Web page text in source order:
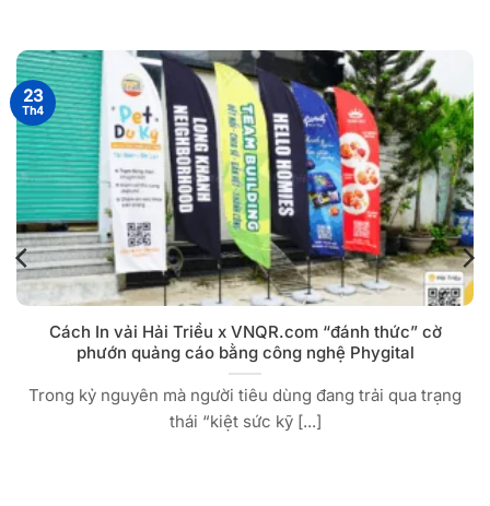
Cách In vải Hải Triều x VNQR.com “đánh thức” cờ
phướn quảng cáo bằng công nghệ Phygital
Trong kỷ nguyên mà người tiêu dùng đang trải qua trạng
thái “kiệt sức kỹ [...]
23
Th4